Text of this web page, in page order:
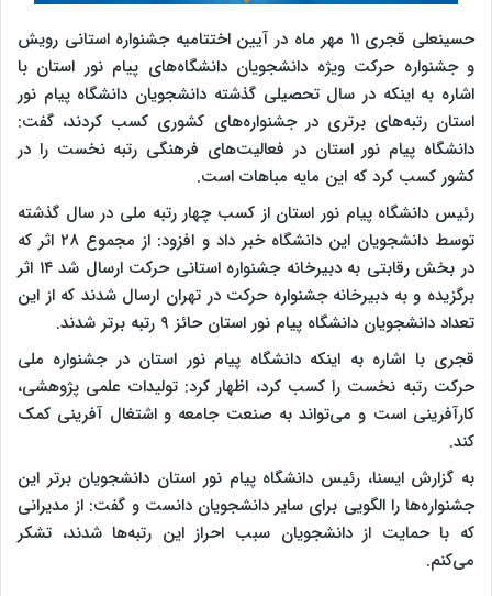
حسینعلی قجری ۱۱ مهر ماه در آیین اختتامیه جشنواره استانی رویش
و جشنواره حرکت ویژه دانشجویان دانشگاه‌های پیام نور استان با
اشاره به اینکه در سال تحصیلی گذشته دانشجویان دانشگاه پیام نور
استان رتبه‌های برتری در جشنواره‌های کشوری کسب کردند، گفت:
دانشگاه پیام نور استان در فعالیت‌های فرهنگی رتبه نخست را در
کشور کسب کرد که این مایه مباهات است.
رئیس دانشگاه پیام نور استان از کسب چهار رتبه ملی در سال گذشته
توسط دانشجویان این دانشگاه خبر داد و افزود: از مجموع ۲۸ اثر که
در بخش رقابتی به دبیرخانه جشنواره استانی حرکت ارسال شد ۱۴ اثر
برگزیده و به دبیرخانه جشنواره حرکت در تهران ارسال شدند که از این
تعداد دانشجویان دانشگاه پیام نور استان حائز ۹ رتبه برتر شدند.
قجری با اشاره به اینکه دانشگاه پیام نور استان در جشنواره ملی
حرکت رتبه نخست را کسب کرد، اظهار کرد: تولیدات علمی پژوهشی،
کارآفرینی است و می‌تواند به صنعت جامعه و اشتغال آفرینی کمک
کند.
به گزارش ایسنا، رئیس دانشگاه پیام نور استان دانشجویان برتر این
جشنواره‌ها را الگویی برای سایر دانشجویان دانست و گفت: از مدیرانی
که با حمایت از دانشجویان سبب احراز این رتبه‌ها شدند، تشکر
می‌کنم.